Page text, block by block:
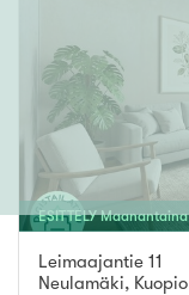
ESITTELY Maanantaina
Leimaajantie 11
Neulamäki, Kuopio